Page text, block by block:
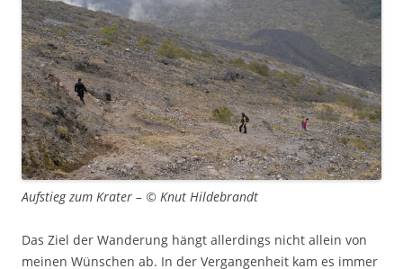
Aufstieg zum Krater – © Knut Hildebrandt
Das Ziel der Wanderung hängt allerdings nicht allein von
meinen Wünschen ab. In der Vergangenheit kam es immer